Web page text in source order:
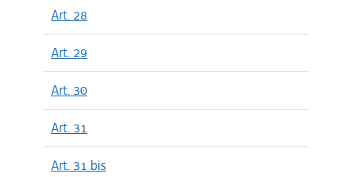
Art. 28
Art. 29
Art. 30
Art. 31
Art. 31 bis